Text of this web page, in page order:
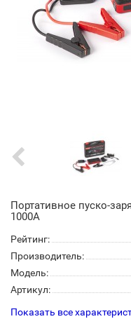
Портативное пуско-
1000А
Рейтинг:
Производитель:
Модель:
Артикул:
Показать все